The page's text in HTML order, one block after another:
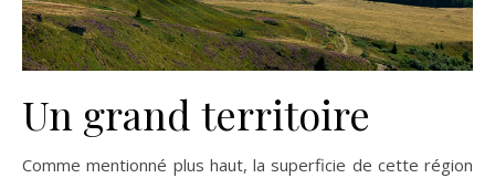
Un grand territoire
Comme mentionné plus haut, la superficie de cette région